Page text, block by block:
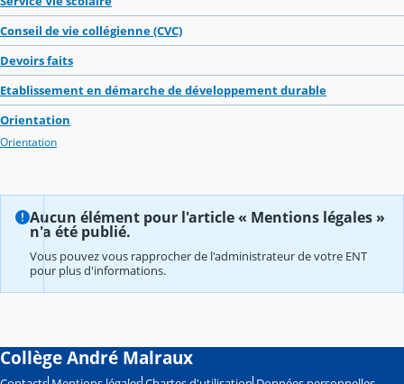
Conseil de vie collégienne (CVC)
Devoirs faits
Etablissement en démarche de développement durable
Orientation
Orientation
Aucun élément pour l'article « Mentions légales »
n'a été publié.
Vous pouvez vous rapprocher de l'administrateur de votre ENT
pour plus d'informations.
Collège André Malraux